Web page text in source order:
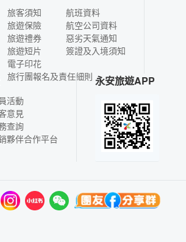
旅客須知
旅遊保險
旅遊禮券
旅遊短片
電子印花
航班資料
航空公司資料
惡劣天氣通知
簽證及入境須知
旅行團報名及責任細則
活動
意見
查詢
夥伴合作平台
永安旅遊APP